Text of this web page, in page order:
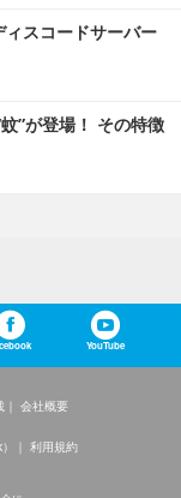
スコードサーバー
”が登場！ その特徴
YouTube
会社概要
利用規約